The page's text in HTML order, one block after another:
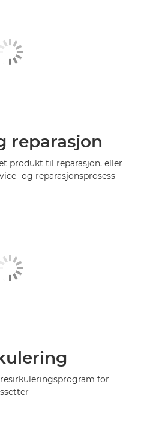
reparasjon
produkt til reparasjon, eller
og reparasjonsprosess
for